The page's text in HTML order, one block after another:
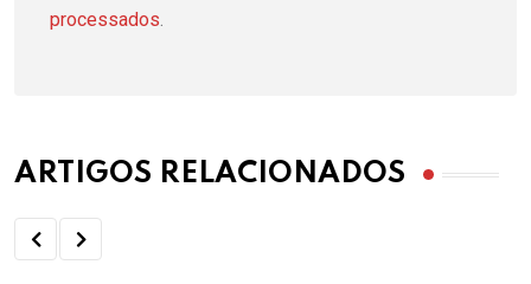
processados.
ARTIGOS RELACIONADOS